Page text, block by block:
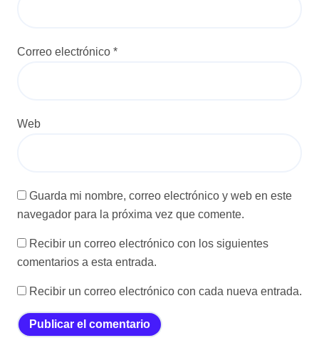
Correo electrónico *
Web
Guarda mi nombre, correo electrónico y web en este
navegador para la próxima vez que comente.
Recibir un correo electrónico con los siguientes
comentarios a esta entrada.
Recibir un correo electrónico con cada nueva entrada.